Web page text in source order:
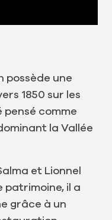
possède une
1850 sur les
pensé comme
la Vallée
et Lionnel
patrimoine, il a
grâce à un